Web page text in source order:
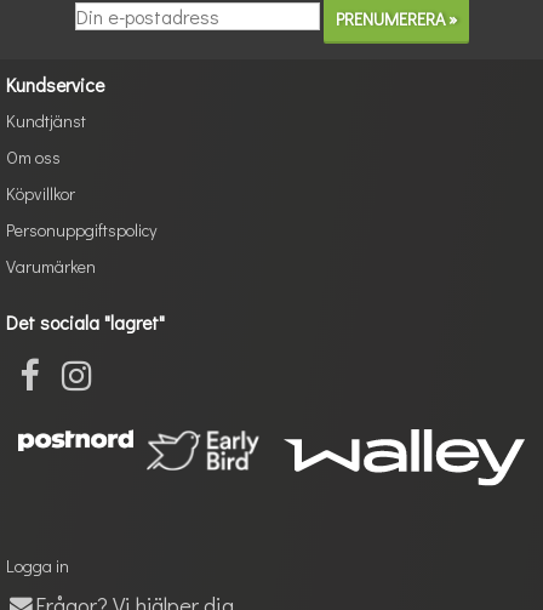
Kundservice
Kundtjänst
Om oss
Köpvillkor
Personuppgiftspolicy
Varumärken
Det sociala "lagret"
Logga in